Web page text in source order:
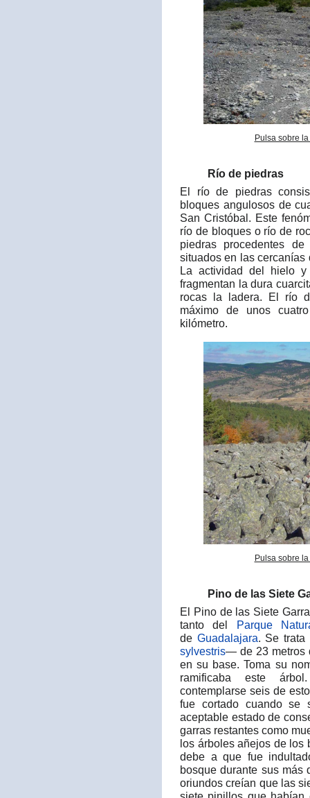
Pulsa sobre
Río de piedras
El río de piedras
bloques angulosos de
San Cristóbal. Este
río de bloques o río de
piedras procedentes
situados en las
La actividad del hielo y
fragmentan la dura
rocas la ladera. El río
máximo de unos
kilómetro.
Pulsa sobre
Pino de las Siete
El Pino de las Siete
tanto del Parque
de Guadalajara. Se
sylvestris— de 23 metros
en su base. Toma su
ramificaba este
contemplarse seis de
fue cortado cuando se
aceptable estado de
garras restantes como
los árboles añejos de los
debe a que fue
bosque durante sus más
oriundos creían que las